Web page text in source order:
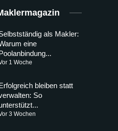
als Makler:
eine
1 Woche
bleiben statt
So
3 Wochen